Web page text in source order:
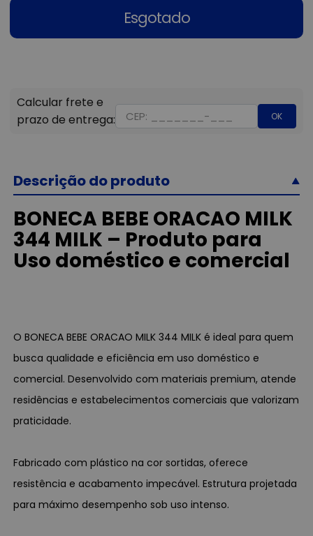
Esgotado
OK
Descrição do produto
BONECA BEBE ORACAO MILK
344 MILK – Produto para
Uso doméstico e comercial
O BONECA BEBE ORACAO MILK 344 MILK é ideal para quem
busca qualidade e eficiência em uso doméstico e
comercial. Desenvolvido com materiais premium, atende
residências e estabelecimentos comerciais que valorizam
praticidade.
Fabricado com plástico na cor sortidas, oferece
resistência e acabamento impecável. Estrutura projetada
para máximo desempenho sob uso intenso.